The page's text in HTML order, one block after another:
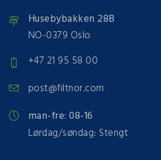
Husebybakken 28B
NO-0379 Oslo
+47 21 95 58 00
post@filtnor.com
man-fre: 08-16
Lørdag/søndag: Stengt